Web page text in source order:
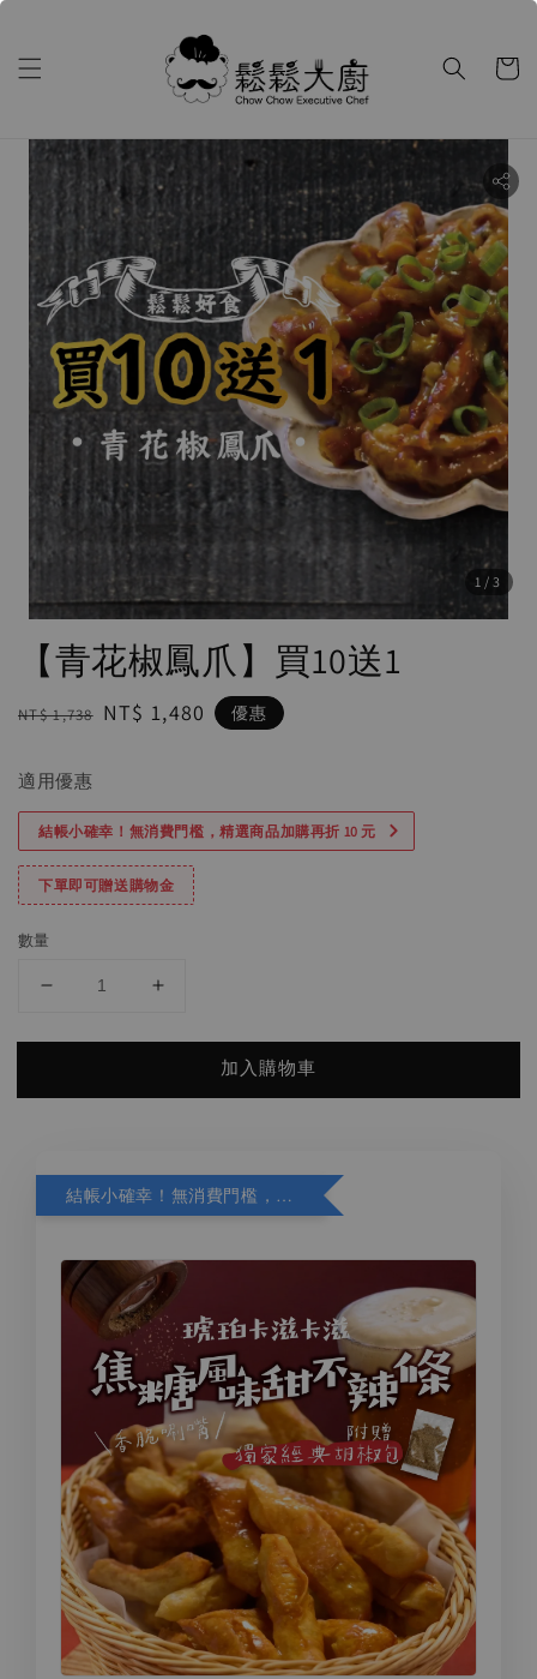
1 /3
【青花椒鳳爪】買10送1
Regular
NT$ 1,738 Sale
NT$ 1,480 優惠
適用優惠
結帳小確幸！無消費門檻，精選商品加購再折 10 元
下單即可贈送購物金
數量
加入購物車
結帳小確幸！無消費門檻，精選商品加購再折 10 元